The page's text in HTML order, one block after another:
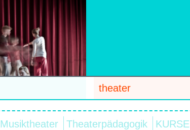
theater
Musiktheater Theaterpädagogik KURSE